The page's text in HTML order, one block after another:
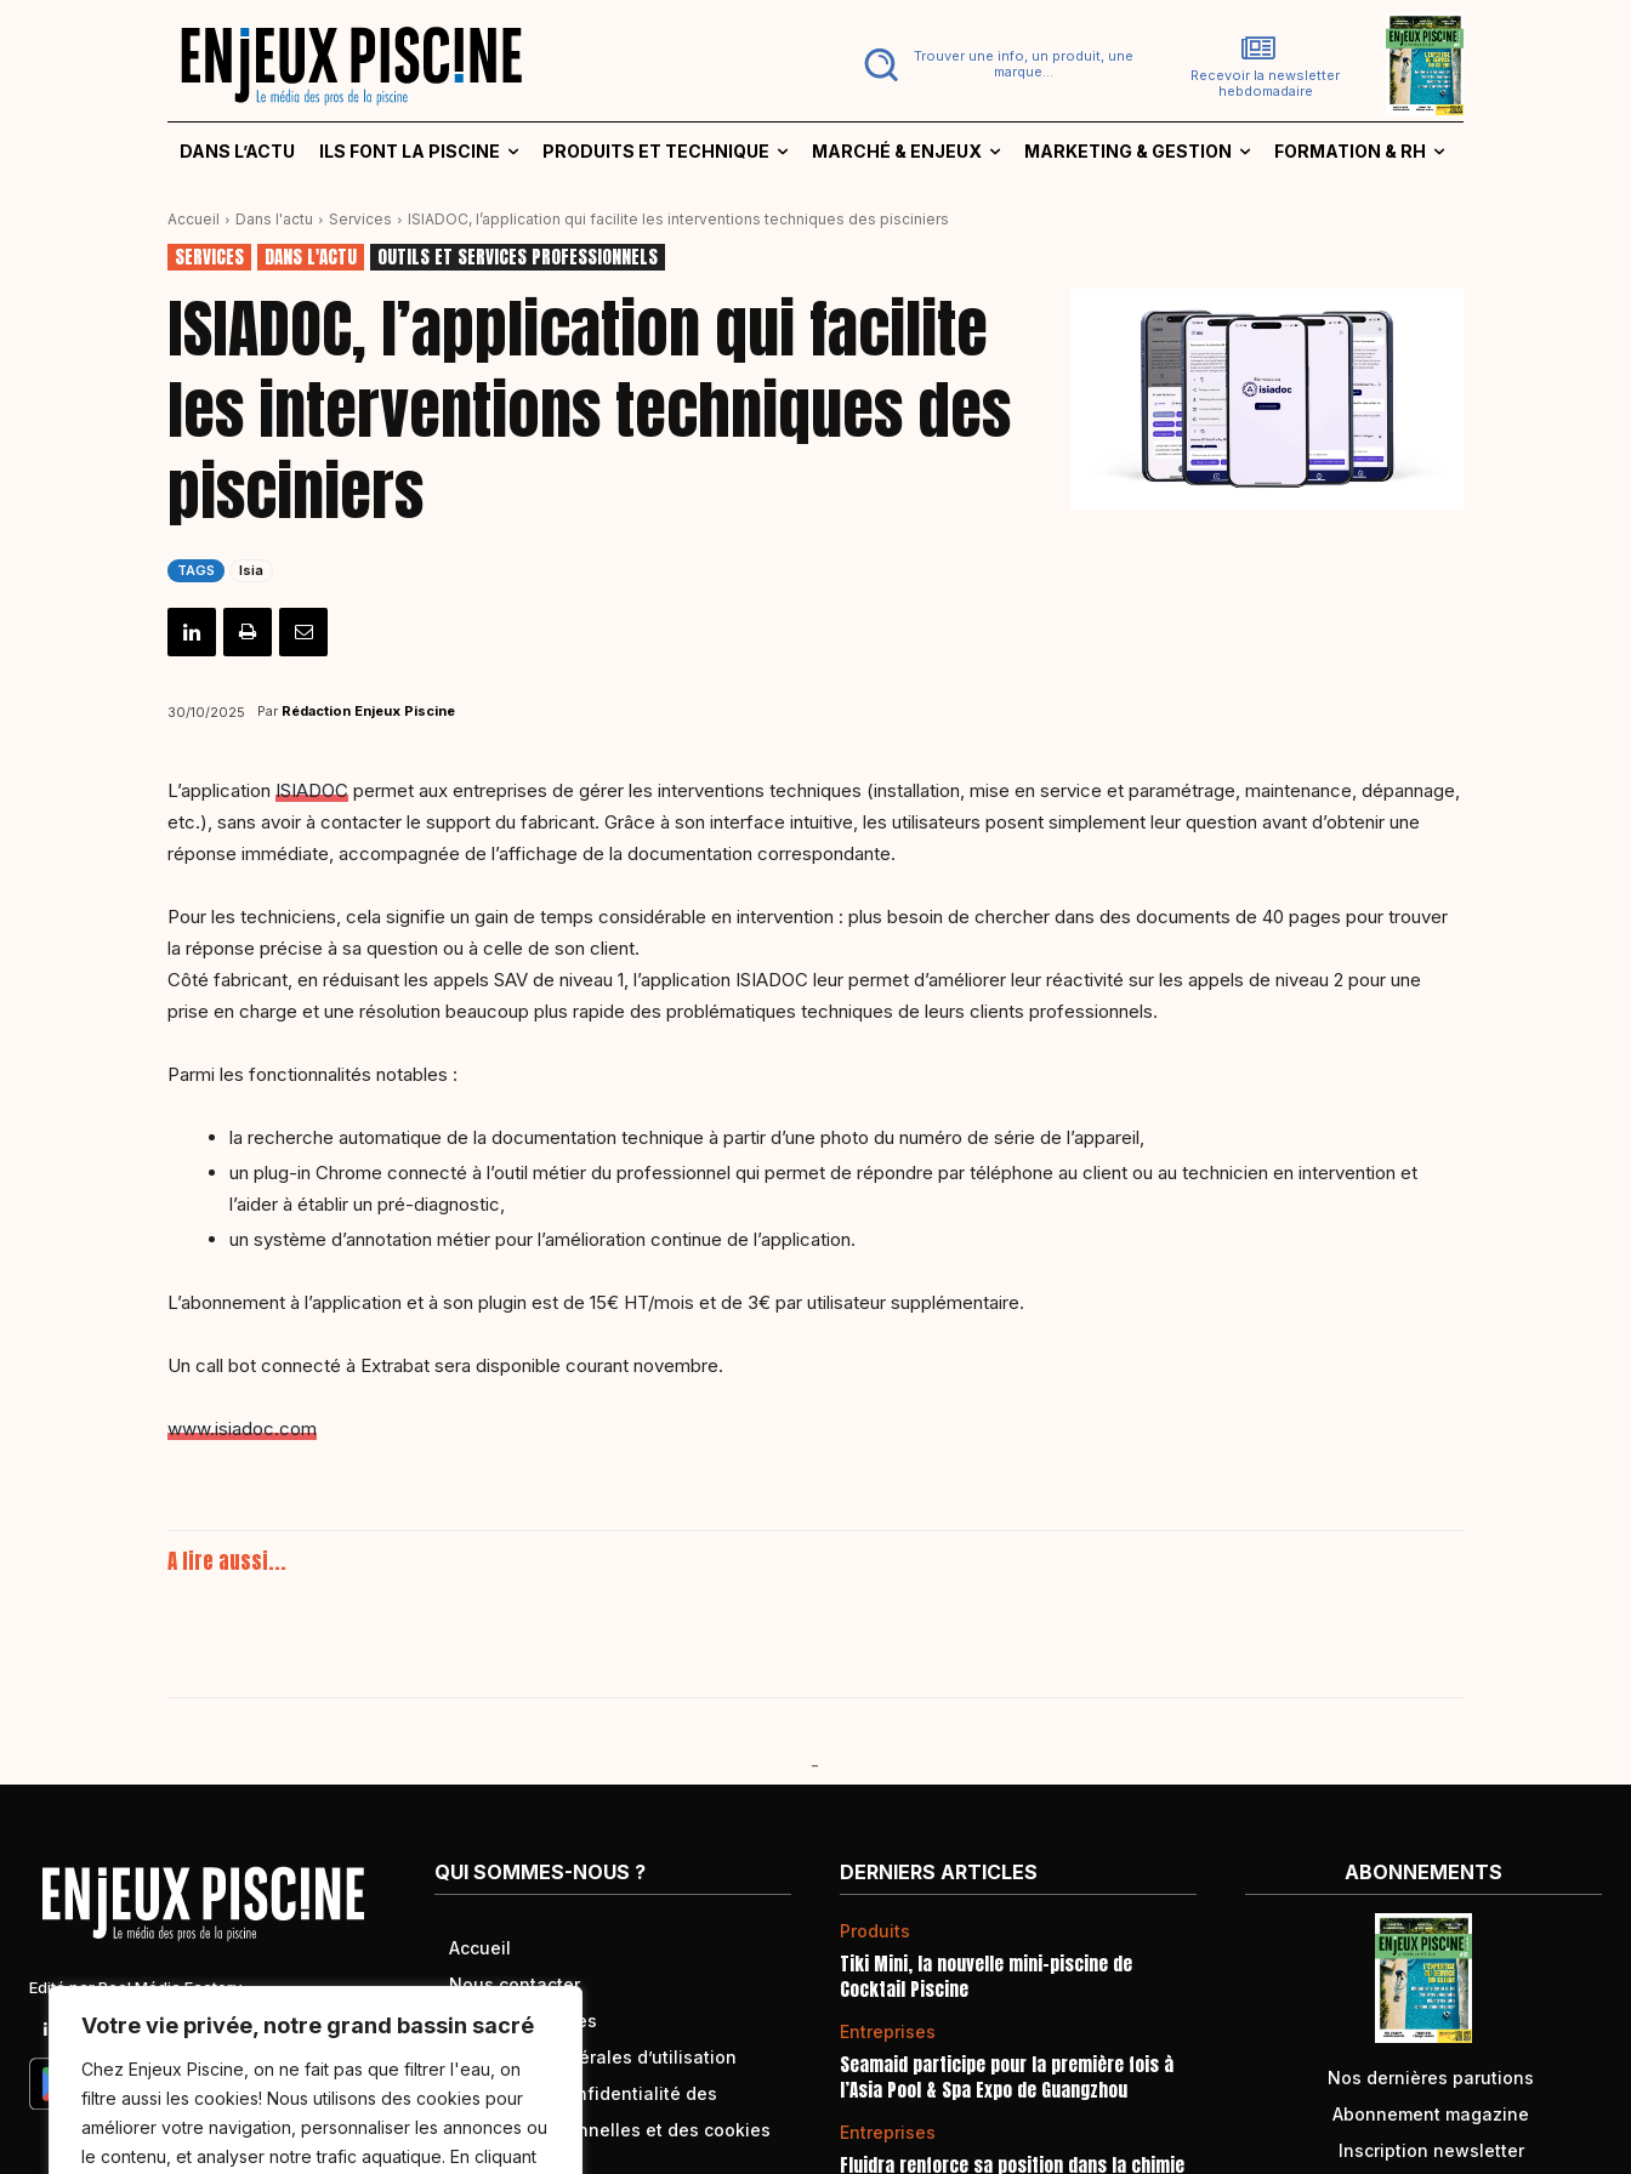
Votre vie privée, notre grand bassin sacré
Chez Enjeux Piscine, on ne fait pas que filtrer l'eau, on
filtre aussi les cookies! Nous utilisons des cookies pour
améliorer votre navigation, personnaliser les annonces ou
le contenu, et analyser notre trafic aquatique. En cliquant
Trouver une info, un produit, une
marque...
Recevoir la newsletter
hebdomadaire
DANS L’ACTU ILS FONT LA PISCINE PRODUITS ET TECHNIQUE MARCHÉ & ENJEUX MARKETING & GESTION FORMATION & RH
Accueil Dans l'actu Services ISIADOC, l’application qui facilite les interventions techniques des pisciniers
SERVICES DANS L'ACTU OUTILS ET SERVICES PROFESSIONNELS
ISIADOC, l’application qui facilite
les interventions techniques des
pisciniers
TAGS Isia
30/10/2025 Par Rédaction Enjeux Piscine
L’application ISIADOC permet aux entreprises de gérer les interventions techniques (installation, mise en service et paramétrage, maintenance, dépannage,
etc.), sans avoir à contacter le support du fabricant. Grâce à son interface intuitive, les utilisateurs posent simplement leur question avant d’obtenir une
réponse immédiate, accompagnée de l’affichage de la documentation correspondante.
Pour les techniciens, cela signifie un gain de temps considérable en intervention : plus besoin de chercher dans des documents de 40 pages pour trouver
la réponse précise à sa question ou à celle de son client.
Côté fabricant, en réduisant les appels SAV de niveau 1, l’application ISIADOC leur permet d’améliorer leur réactivité sur les appels de niveau 2 pour une
prise en charge et une résolution beaucoup plus rapide des problématiques techniques de leurs clients professionnels.
Parmi les fonctionnalités notables :
la recherche automatique de la documentation technique à partir d’une photo du numéro de série de l’appareil,
un plug-in Chrome connecté à l’outil métier du professionnel qui permet de répondre par téléphone au client ou au technicien en intervention et
l’aider à établir un pré-diagnostic,
un système d’annotation métier pour l’amélioration continue de l’application.
L’abonnement à l’application et à son plugin est de 15€ HT/mois et de 3€ par utilisateur supplémentaire.
Un call bot connecté à Extrabat sera disponible courant novembre.
www.isiadoc.com
A lire aussi...
-
Edité par Pool Média Factory
Linkedin Newsletter
QUI SOMMES-NOUS ?
Accueil
Nous contacter
Mentions légales
Conditions générales d’utilisation
Politique de confidentialité des
données personnelles et des cookies
DERNIERS ARTICLES
Produits
Tiki Mini, la nouvelle mini-piscine de
Cocktail Piscine
Entreprises
Seamaid participe pour la première fois à
l’Asia Pool & Spa Expo de Guangzhou
Entreprises
Fluidra renforce sa position dans la chimie
ABONNEMENTS
Nos dernières parutions
Abonnement magazine
Inscription newsletter